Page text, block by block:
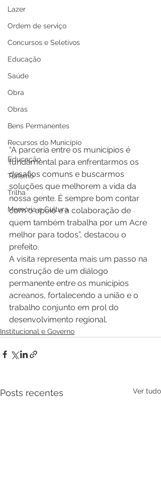
Lazer
Ordem de serviço
Concursos e Seletivos
Educação
Saúde
Obra
Obras
Bens Permanentes
Recursos do Município
Educação
Turismo
Trilha
Memória e Cultura
“A parceria entre os municípios é
fundamental para enfrentarmos os
desafios comuns e buscarmos
soluções que melhorem a vida da
nossa gente. É sempre bom contar
com o apoio e a colaboração de
quem também trabalha por um Acre
melhor para todos”, destacou o
prefeito.
A visita representa mais um passo na
construção de um diálogo
permanente entre os municípios
acreanos, fortalecendo a união e o
trabalho conjunto em prol do
desenvolvimento regional.
Institucional e Governo
Posts recentes Ver tudo